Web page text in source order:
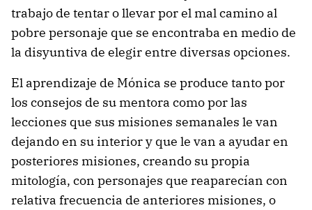
trabajo de tentar o llevar por el mal camino al
pobre personaje que se encontraba en medio de
la disyuntiva de elegir entre diversas opciones.
El aprendizaje de Mónica se produce tanto por
los consejos de su mentora como por las
lecciones que sus misiones semanales le van
dejando en su interior y que le van a ayudar en
posteriores misiones, creando su propia
mitología, con personajes que reaparecían con
relativa frecuencia de anteriores misiones, o